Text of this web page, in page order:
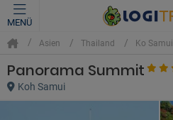
MENÜ
Asien Thailand Ko Samui
Panorama Summit
Koh Samui